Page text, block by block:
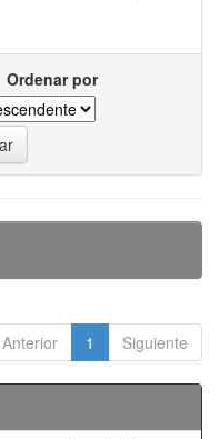
Ordenar por
Anterior 1 Siguiente